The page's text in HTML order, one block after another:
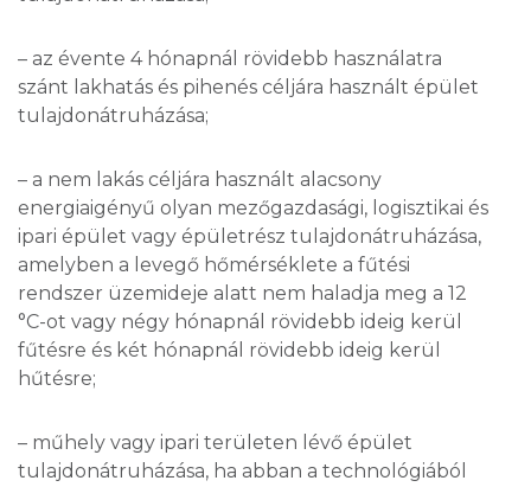
– az évente 4 hónapnál rövidebb használatra
szánt lakhatás és pihenés céljára használt épület
tulajdonátruházása;
– a nem lakás céljára használt alacsony
energiaigényű olyan mezőgazdasági, logisztikai és
ipari épület vagy épületrész tulajdonátruházása,
amelyben a levegő hőmérséklete a fűtési
rendszer üzemideje alatt nem haladja meg a 12
°C-ot vagy négy hónapnál rövidebb ideig kerül
fűtésre és két hónapnál rövidebb ideig kerül
hűtésre;
– műhely vagy ipari területen lévő épület
tulajdonátruházása, ha abban a technológiából